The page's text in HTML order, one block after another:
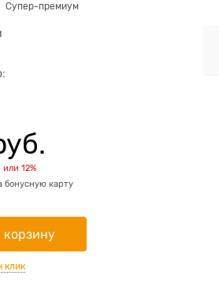
Супер-премиум
или 12%
бонусную карту
корзину
клик